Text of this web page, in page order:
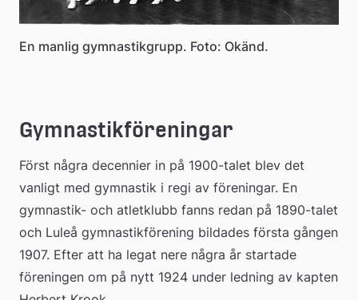
En manlig gymnastikgrupp. Foto: Okänd.
Gymnastikföreningar
Först några decennier in på 1900-talet blev det
vanligt med gymnastik i regi av föreningar. En
gymnastik- och atletklubb fanns redan på 1890-talet
och Luleå gymnastikförening bildades första gången
1907. Efter att ha legat nere några år startade
föreningen om på nytt 1924 under ledning av kapten